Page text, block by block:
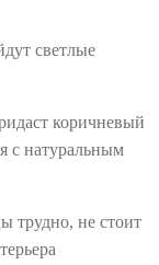
светлые
коричневый
с натуральным
трудно, не стоит